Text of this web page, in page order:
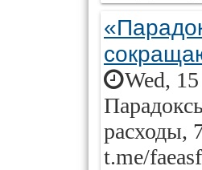
Wed,
расходы,
t.me/